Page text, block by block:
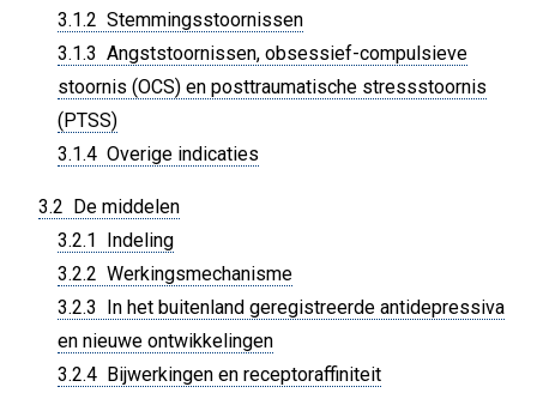
3.1.2 Stemmingsstoornissen
3.1.3 Angststoornissen, obsessief-compulsieve
stoornis (OCS) en posttraumatische stressstoornis
(PTSS)
3.1.4 Overige indicaties
3.2 De middelen
3.2.1 Indeling
3.2.2 Werkingsmechanisme
3.2.3 In het buitenland geregistreerde antidepressiva
en nieuwe ontwikkelingen
3.2.4 Bijwerkingen en receptoraffiniteit